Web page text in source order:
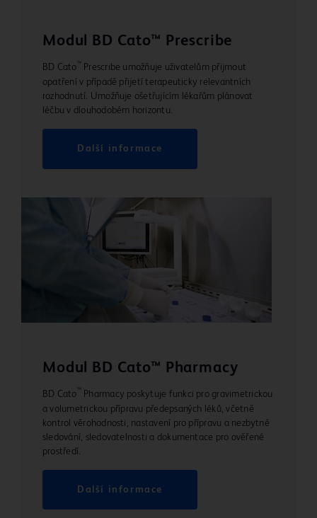
Modul BD Cato™ Prescribe
BD Cato ™ Prescribe umožňuje uživatelům přijmout
opatření v případě přijetí terapeuticky relevantních
rozhodnutí. Umožňuje ošetřujícím lékařům plánovat
léčbu v dlouhodobém horizontu.
Další informace
Modul BD Cato™ Pharmacy
BD Cato ™ Pharmacy poskytuje funkci pro gravimetrickou
a volumetrickou přípravu předepsaných léků, včetně
kontrol věrohodnosti, nastavení pro přípravu a nezbytné
sledování, sledovatelnosti a dokumentace pro ověřené
prostředí.
Další informace